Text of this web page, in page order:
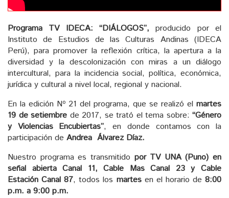
Programa TV IDECA: “DIÁLOGOS”,producido por el
Instituto de Estudios de las Culturas Andinas (IDECA
Perú), para promover la reflexión crítica, la apertura a la
diversidad y la descolonización con miras a un diálogo
intercultural, para la incidencia social, política, económica,
jurídica y cultural a nivel local, regional y nacional.
En la edición Nº 21 del programa, que se realizó el martes
19 de setiembre de 2017, se trató el tema sobre: “Género
y Violencias Encubiertas”, en donde contamos con la
participación de Andrea Álvarez Díaz.
Nuestro programa es transmitido por TV UNA (Puno) en
señal abierta Canal 11, Cable Mas Canal 23 y Cable
Estación Canal 87, todos los martes en el horario de8:00
p.m. a 9:00 p.m.